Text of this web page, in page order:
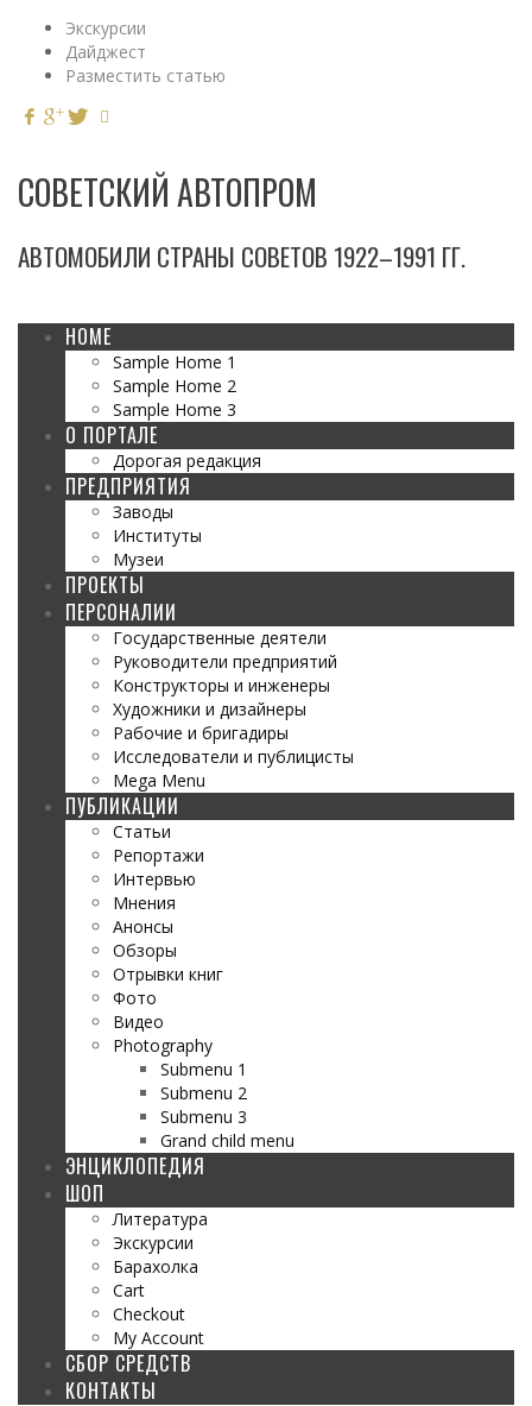
Экскурсии
Дайджест
Разместить статью
СОВЕТСКИЙ АВТОПРОМ
АВТОМОБИЛИ СТРАНЫ СОВЕТОВ 1922–1991 ГГ.
HOME
Sample Home 1
Sample Home 2
Sample Home 3
О ПОРТАЛЕ
Дорогая редакция
ПРЕДПРИЯТИЯ
Заводы
Институты
Музеи
ПРОЕКТЫ
ПЕРСОНАЛИИ
Государственные деятели
Руководители предприятий
Конструкторы и инженеры
Художники и дизайнеры
Рабочие и бригадиры
Исследователи и публицисты
Mega Menu
ПУБЛИКАЦИИ
Статьи
Репортажи
Интервью
Мнения
Анонсы
Обзоры
Отрывки книг
Фото
Видео
Photography
Submenu 1
Submenu 2
Submenu 3
Grand child menu
ЭНЦИКЛОПЕДИЯ
ШОП
Литература
Экскурсии
Барахолка
Cart
Checkout
My Account
СБОР СРЕДСТВ
КОНТАКТЫ